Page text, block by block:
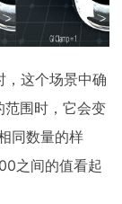
这个场景中确
范围时，它会变
同数量的样
之间的值看起